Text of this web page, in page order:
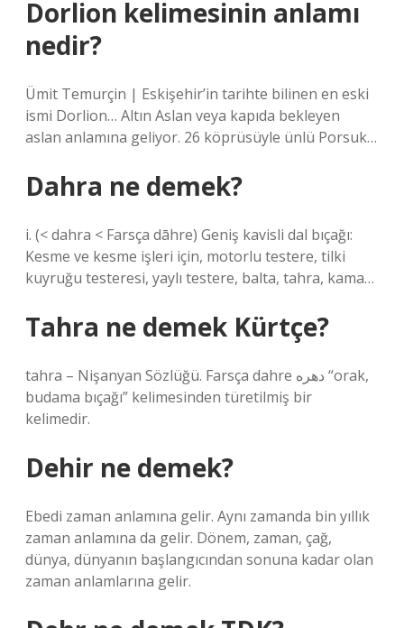
Dorlion kelimesinin anlamı
nedir?
Ümit Temurçin | Eskişehir’in tarihte bilinen en eski
ismi Dorlion… Altın Aslan veya kapıda bekleyen
aslan anlamına geliyor. 26 köprüsüyle ünlü Porsuk…
Dahra ne demek?
i. (< dahra < Farsça dāhre) Geniş kavisli dal bıçağı:
Kesme ve kesme işleri için, motorlu testere, tilki
kuyruğu testeresi, yaylı testere, balta, tahra, kama…
Tahra ne demek Kürtçe?
tahra – Nişanyan Sözlüğü. Farsça dahre دهره “orak,
budama bıçağı” kelimesinden türetilmiş bir
kelimedir.
Dehir ne demek?
Ebedi zaman anlamına gelir. Aynı zamanda bin yıllık
zaman anlamına da gelir. Dönem, zaman, çağ,
dünya, dünyanın başlangıcından sonuna kadar olan
zaman anlamlarına gelir.